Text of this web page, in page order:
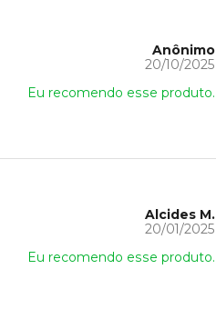
Anônimo
20/10/2025
Eu recomendo esse produto.
Alcides M.
20/01/2025
Eu recomendo esse produto.